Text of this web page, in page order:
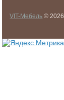
VIT-Мебель © 2026